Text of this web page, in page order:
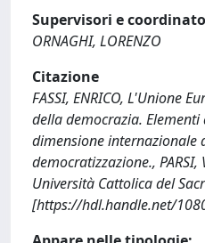
Supervisori e
ORNAGHI, LORENZO
Citazione
FASSI, ENRICO, L'Unione
della democrazia.
dimensione internazionale
democratizzazione., PARSI,
Università Cattolica del
[https://hdl.handle.net/